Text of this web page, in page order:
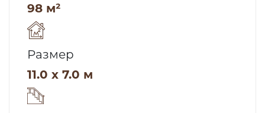
98 м²
Размер
11.0 x 7.0 м